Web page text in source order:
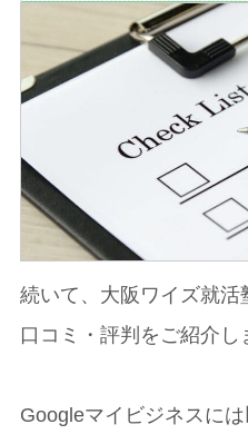
続いて、大阪ワイズ就
口コミ・評判をご紹介し
Googleマイビジネスに